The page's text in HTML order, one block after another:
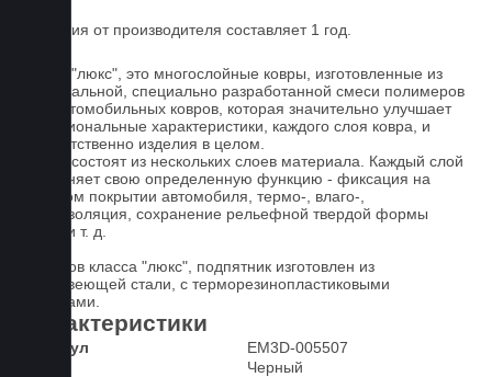
Гарантия от производителя составляет 1 год.
Ковры "люкс", это многослойные ковры, изготовленные из
оригинальной, специально разработанной смеси полимеров
для автомобильных ковров, которая значительно улучшает
функциональные характеристики, каждого слоя ковра, и
соответственно изделия в целом.
Ковры состоят из нескольких слоев материала. Каждый слой
выполняет свою определенную функцию - фиксация на
штатном покрытии автомобиля, термо-, влаго-,
звукоизоляция, сохранение рельефной твердой формы
ковра и т. д.
У ковров класса "люкс", подпятник изготовлен из
нержавеющей стали, с терморезинопластиковыми
вставками.
Характеристики
Артикул
EM3D-005507
Черный